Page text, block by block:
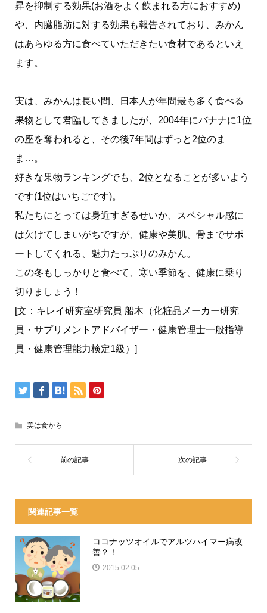
昇を抑制する効果(お酒をよく飲まれる方におすすめ)
や、内臓脂肪に対する効果も報告されており、みかん
はあらゆる方に食べていただきたい食材であるといえ
ます。
実は、みかんは長い間、日本人が年間最も多く食べる
果物として君臨してきましたが、2004年にバナナに1位
の座を奪われると、その後7年間はずっと2位のま
ま…。
好きな果物ランキングでも、2位となることが多いよう
です(1位はいちごです)。
私たちにとっては身近すぎるせいか、スペシャル感に
は欠けてしまいがちですが、健康や美肌、骨までサポ
ートしてくれる、魅力たっぷりのみかん。
この冬もしっかりと食べて、寒い季節を、健康に乗り
切りましょう！
[文：キレイ研究室研究員 船木（化粧品メーカー研究
員・サプリメントアドバイザー・健康管理士一般指導
員・健康管理能力検定1級）]
美は食から
関連記事一覧
ココナッツオイルでアルツハイマー病改
善？！
2015.02.05